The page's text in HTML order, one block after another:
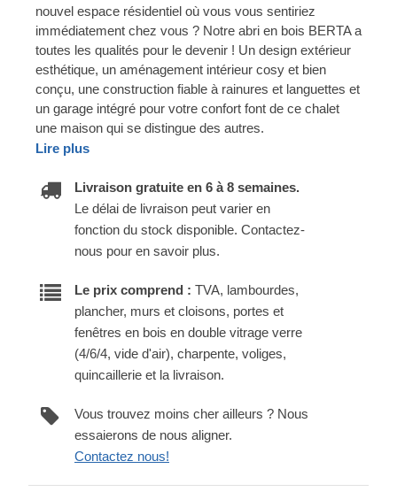
nouvel espace résidentiel où vous vous sentiriez
immédiatement chez vous ? Notre abri en bois BERTA a
toutes les qualités pour le devenir ! Un design extérieur
esthétique, un aménagement intérieur cosy et bien
conçu, une construction fiable à rainures et languettes et
un garage intégré pour votre confort font de ce chalet
une maison qui se distingue des autres.
Lire plus
Livraison gratuite en 6 à 8 semaines.
Le délai de livraison peut varier en
fonction du stock disponible. Contactez-
nous pour en savoir plus.
Le prix comprend : TVA, lambourdes,
plancher, murs et cloisons, portes et
fenêtres en bois en double vitrage verre
(4/6/4, vide d'air), charpente, voliges,
quincaillerie et la livraison.
Vous trouvez moins cher ailleurs ? Nous
essaierons de nous aligner.
Contactez nous!